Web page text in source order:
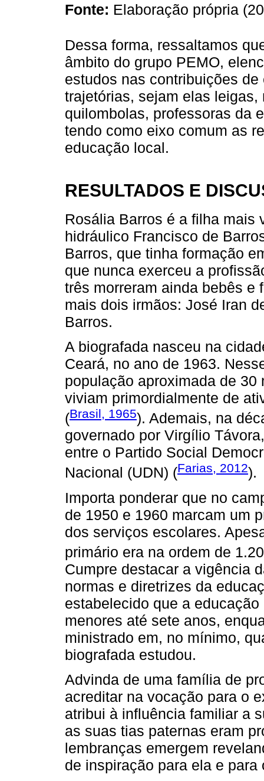
Fonte: Elaboração própria
Dessa forma, ressaltamos
âmbito do grupo PEMO,
estudos nas contribuições
trajetórias, sejam elas
quilombolas, professoras da
tendo como eixo comum as
educação local.
RESULTADOS E
Rosália Barros é a filha mais
hidráulico Francisco de
Barros, que tinha formação
que nunca exerceu a
três morreram ainda bebês e
mais dois irmãos: José Iran
Barros.
A biografada nasceu na
Ceará, no ano de 1963.
população aproximada de
viviam primordialmente de
(Brasil, 1965). Ademais, na
governado por Virgílio
entre o Partido Social
Nacional (UDN) (Farias, 2012).
Importa ponderar que no
de 1950 e 1960 marcam um
dos serviços escolares.
primário era na ordem de
Cumpre destacar a vigência
normas e diretrizes da
estabelecido que a
menores até sete anos,
ministrado em, no mínimo,
biografada estudou.
Advinda de uma família de
acreditar na vocação para o
atribui à influência familiar a
as suas tias paternas eram
lembranças emergem
de inspiração para ela e